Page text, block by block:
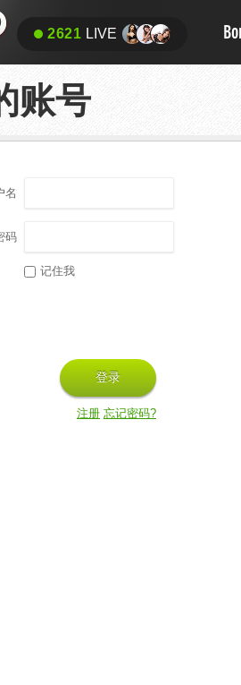
2621 LIVE
账号
名
码
记住我
登录
注册 忘记密码?